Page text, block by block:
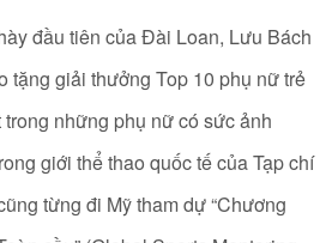
đầu tiên của Đài Loan, Lưu Bách
tặng giải thưởng Top 10 phụ nữ trẻ
những phụ nữ có sức ảnh
giới thể thao quốc tế của Tạp chí
từng đi Mỹ tham dự “Chương